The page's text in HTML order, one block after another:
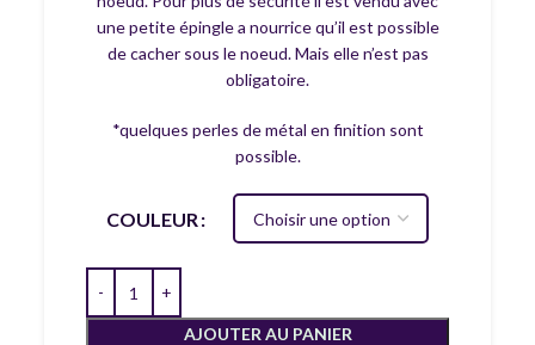
une petite épingle a nourrice qu’il est possible
de cacher sous le noeud. Mais elle n’est pas
obligatoire.
*quelques perles de métal en finition sont
possible.
COULEUR
AJOUTER AU PANIER